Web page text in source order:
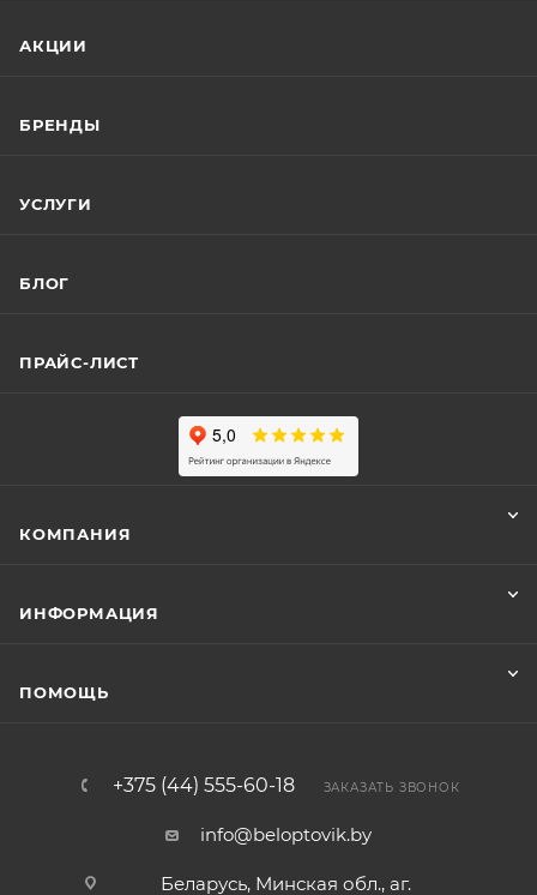
АКЦИИ
БРЕНДЫ
УСЛУГИ
БЛОГ
ПРАЙС-ЛИСТ
КОМПАНИЯ
ИНФОРМАЦИЯ
ПОМОЩЬ
+375 (44) 555-60-18 ЗАКАЗАТЬ ЗВОНОК
info@beloptovik.by
Беларусь, Минская обл., аг.